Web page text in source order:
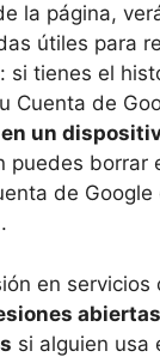
la página,
útiles para
si tienes el
Cuenta de
un
puedes borrar
de Google
en servicios
si alguien usa